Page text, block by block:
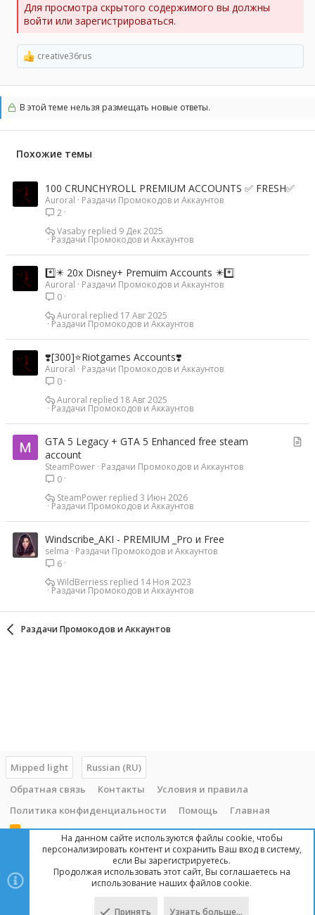
Для просмотра скрытого содержимого вы должны
войти или зарегистрироваться.
Р
е
а
ц
и
creative36rus
В этой теме нельзя размещать новые ответы.
Похожие темы
100 CRUNCHYROLL PREMIUM ACCOUNTS ✅ FRESH✅
Auroral
Раздачи Промокодов и Аккаунтов
2
Раздачи Промокодов и Аккаунтов
9 Дек 2025
Vasaby
*️⃣✴️ 20x Disney+ Premuim Accounts ✴️*️⃣
Auroral
Раздачи Промокодов и Аккаунтов
0
Раздачи Промокодов и Аккаунтов
17 Авг 2025
Auroral
❣️[300]⭐Riotgames Accounts❣️
Auroral
Раздачи Промокодов и Аккаунтов
0
Раздачи Промокодов и Аккаунтов
18 Авг 2025
Auroral
GTA 5 Legacy + GTA 5 Enhanced free steam
account
SteamPower Раздачи Промокодов и Аккаунтов
0
Раздачи Промокодов и Аккаунтов
3 Июн 2026
SteamPower
Windscribe_AKI - PREMIUM _Pro и Free
selma
Раздачи Промокодов и Аккаунтов
6
Раздачи Промокодов и Аккаунтов
14 Ноя 2023
WildBerriess
Раздачи Промокодов и Аккаунтов
Mipped light
Russian (RU)
Обратная связь
Контакты
Условия и правила
Политика конфиденциальности
Помощь Главная
R
Copyright © 2014 - 2025, mipped.com. Все права защищены. При
копировании материала с сайта, обратная ссылка обязательна!
На данном сайте используются файлы cookie, чтобы
персонализировать контент и сохранить Ваш вход в систему,
если Вы зарегистрируетесь.
Продолжая использовать этот сайт, Вы соглашаетесь на
использование наших файлов cookie.
Принять Узнать больше…